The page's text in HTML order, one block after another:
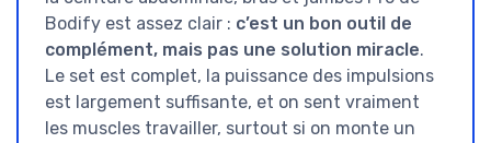
Bodify est assez clair : c’est un bon outil de
complément, mais pas une solution miracle.
Le set est complet, la puissance des impulsions
est largement suffisante, et on sent vraiment
les muscles travailler, surtout si on monte un